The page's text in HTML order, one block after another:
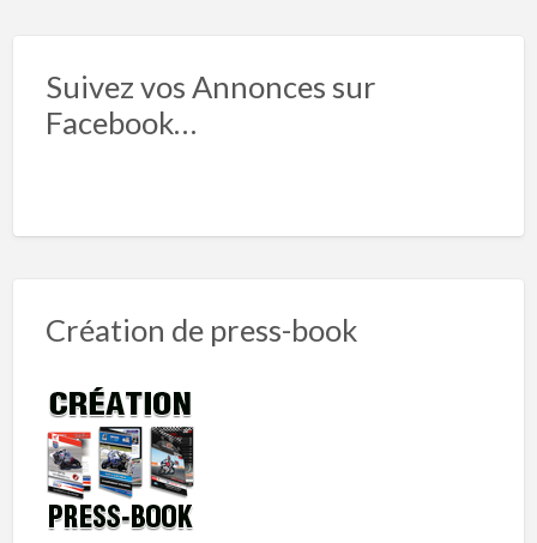
Suivez vos Annonces sur
Facebook…
Création de press-book